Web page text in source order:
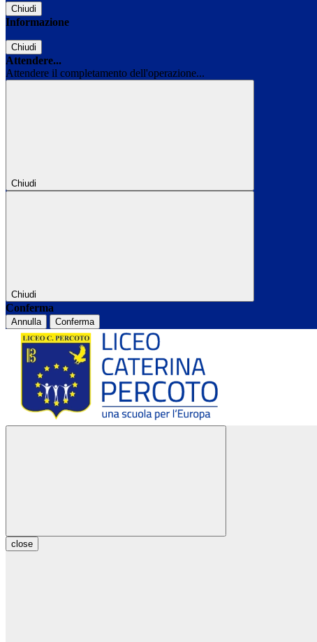
Chiudi
Informazione
Chiudi
Attendere...
Attendere il completamento dell'operazione...
Chiudi
Chiudi
Conferma
Annulla Conferma
close